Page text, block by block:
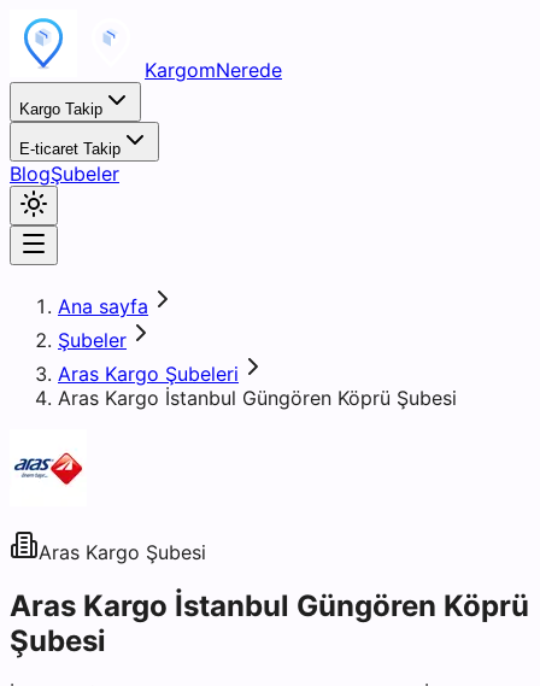
KargomNerede
Kargo Takip
E-ticaret Takip
BlogŞubeler
Ana sayfa
Şubeler
Aras Kargo Şubeleri
Aras Kargo İstanbul Güngören Köprü Şubesi
Aras Kargo Şubesi
Aras Kargo İstanbul Güngören Köprü
Şubesi